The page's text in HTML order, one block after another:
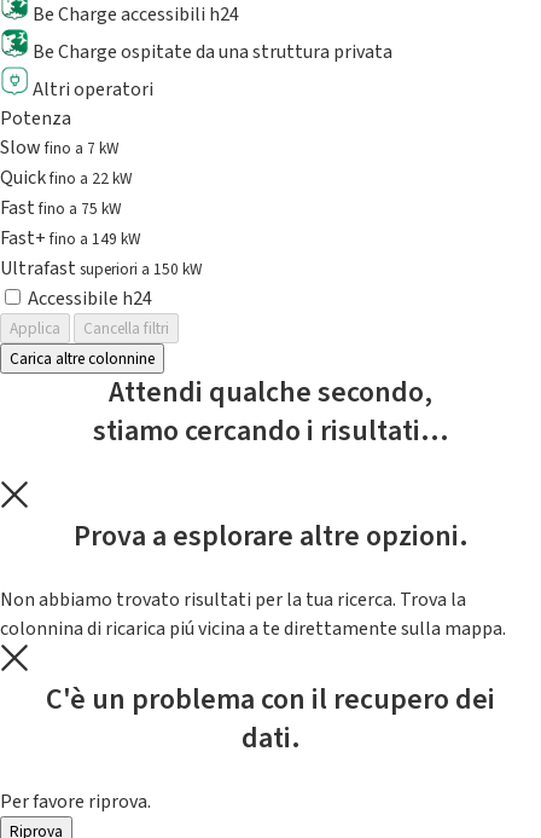
Be Charge accessibili h24
Be Charge ospitate da una struttura privata
Altri operatori
Potenza
Slowfino a 7 kW
Quickfino a 22 kW
Fastfino a 75 kW
Fast+fino a 149 kW
Ultrafast superiori a 150 kW
Accessibile h24
Applica
Cancella filtri
Carica altre colonnine
Attendi qualche secondo,
stiamo cercando i risultati...
Prova a esplorare altre opzioni.
Non abbiamo trovato risultati per la tua ricerca. Trova la
colonnina di ricarica piú vicina a te direttamente sulla mappa.
C'è un problema con il recupero dei
dati.
Per favore riprova.
Riprova